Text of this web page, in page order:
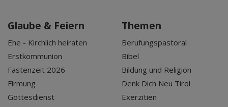
Glaube & Feiern
Ehe - Kirchlich heiraten
Erstkommunion
Fastenzeit 2026
Firmung
Gottesdienst
Themen
Berufungspastoral
Bibel
Bildung und Religion
Denk Dich Neu Tirol
Exerzitien